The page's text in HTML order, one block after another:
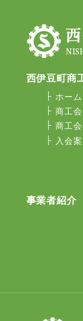
西伊豆町商
ホーム
商工
商工
入会
事業者紹介